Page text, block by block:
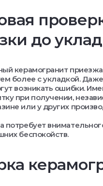
до
керамогранит
более с укладкой.
возникать ошибки.
при получении,
или у других
потребует
беспокойств.